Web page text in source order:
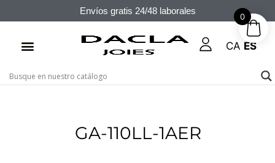
Envíos gratis 24/48 laborales
CA ES
GA-110LL-1AER
0